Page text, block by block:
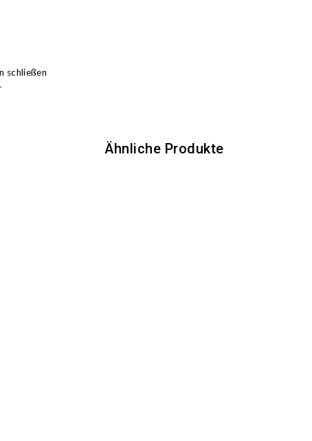
schließen
Ähnliche Produkte